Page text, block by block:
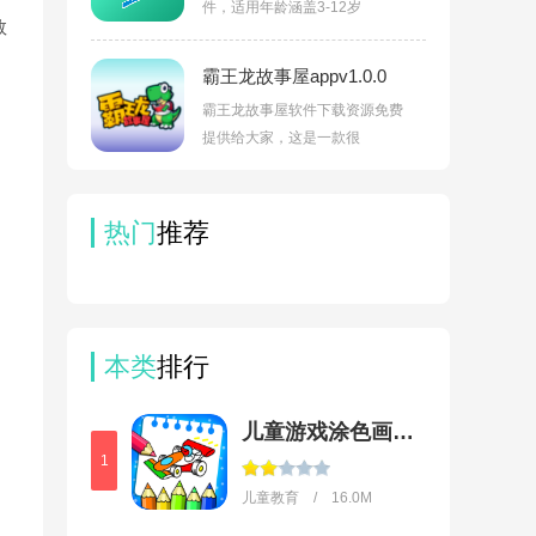
件，适用年龄涵盖3-12岁
霸王龙故事屋appv1.0.0
霸王龙故事屋软件下载资源免费
提供给大家，这是一款很
热门推荐
本类排行
1
儿童游戏涂色画画幼儿涂鸦
儿童教育 / 16.0M